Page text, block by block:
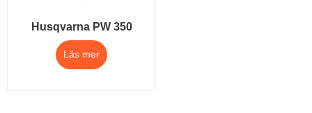
Husqvarna PW 350
Läs mer